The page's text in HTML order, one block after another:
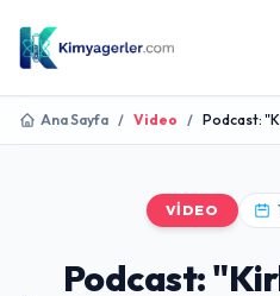
Ana Sayfa / Video / Podcast:
VIDEO
Podcast: